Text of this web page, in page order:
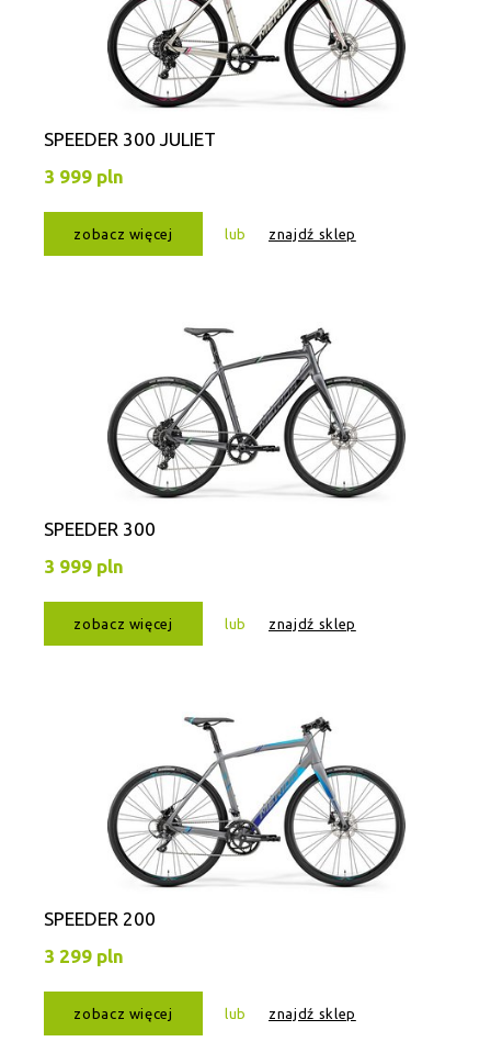
SPEEDER 300 JULIET
3 999 pln
zobacz więcej lub znajdź sklep
SPEEDER 300
3 999 pln
zobacz więcej lub znajdź sklep
SPEEDER 200
3 299 pln
zobacz więcej lub znajdź sklep